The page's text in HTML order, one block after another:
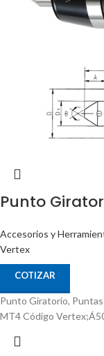
Punto
Accesorios y
Vertex
COTIZAR
Punto Giratorio,
MT4 Código